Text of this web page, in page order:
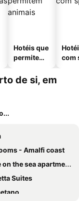
Hotéis que
permitem
com
de si, em
- Amalfi coast
the sea apartment
Suites